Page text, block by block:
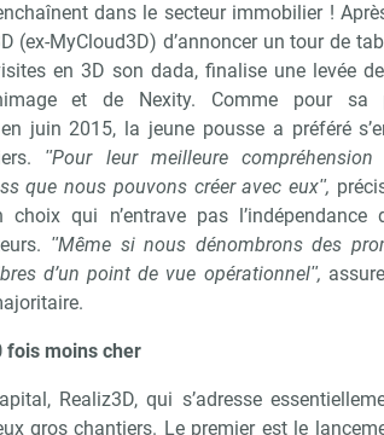
dans le secteur immobilier !
(ex-MyCloud3D) d’annoncer un tour de
en 3D son dada, finalise une levée
et de Nexity. Comme pour sa
juin 2015, la jeune pousse a préféré
ʺPour leur meilleure
que nous pouvons créer avec euxʺ,
choix qui n’entrave pas l’indépendance
ʺMême si nous dénombrons des
d’un point de vue opérationnelʺ,
fois moins cher
Realiz3D, qui s’adresse
gros chantiers. Le premier est le